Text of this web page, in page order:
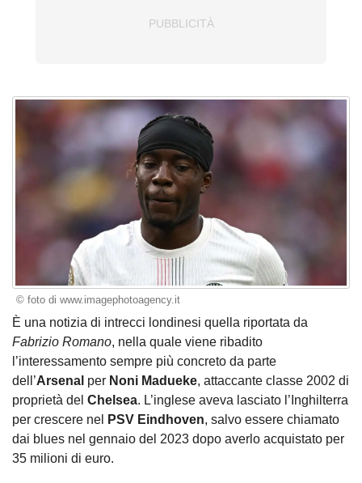
© foto di www.imagephotoagency.it
È una notizia di intrecci londinesi quella riportata da
Fabrizio Romano, nella quale viene ribadito
l’interessamento sempre più concreto da parte
dell’Arsenal per Noni Madueke, attaccante classe 2002 di
proprietà del Chelsea. L’inglese aveva lasciato l’Inghilterra
per crescere nel
PSV Eindhoven, salvo essere chiamato
dai blues nel gennaio del 2023 dopo averlo acquistato per
35 milioni di euro.